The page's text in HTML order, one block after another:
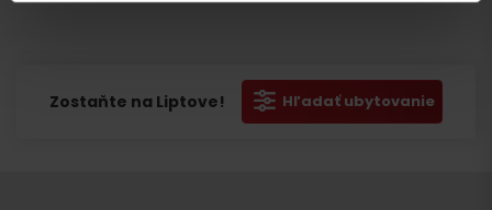
Zostaňte na Liptove! Hľadať ubytovanie